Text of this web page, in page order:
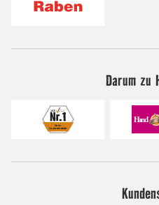
Darum zu